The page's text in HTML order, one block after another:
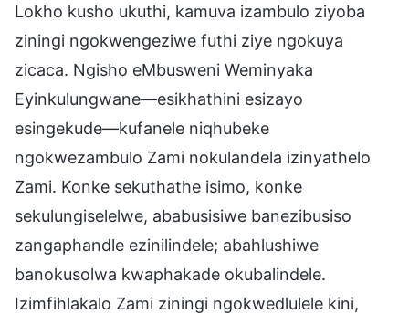
Lokho kusho ukuthi, kamuva izambulo ziyoba
ziningi ngokwengeziwe futhi ziye ngokuya
zicaca. Ngisho eMbusweni Weminyaka
Eyinkulungwane—esikhathini esizayo
esingekude—kufanele niqhubeke
ngokwezambulo Zami nokulandela izinyathelo
Zami. Konke sekuthathe isimo, konke
sekulungiselelwe, ababusisiwe banezibusiso
zangaphandle ezinilindele; abahlushiwe
banokusolwa kwaphakade okubalindele.
Izimfihlakalo Zami ziningi ngokwedlulele kini,